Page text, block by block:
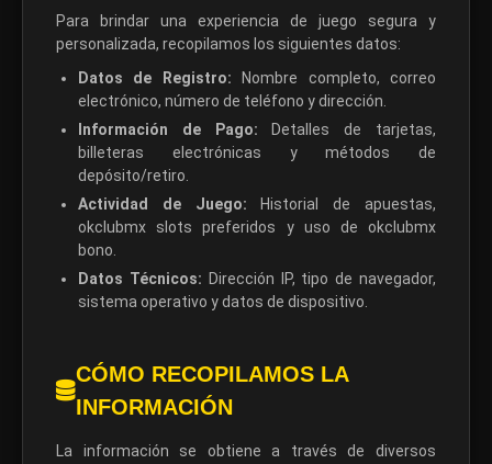
Para brindar una experiencia de juego segura y
personalizada, recopilamos los siguientes datos:
Datos de Registro: Nombre completo, correo
electrónico, número de teléfono y dirección.
Información de Pago: Detalles de tarjetas,
billeteras electrónicas y métodos de
depósito/retiro.
Actividad de Juego: Historial de apuestas,
okclubmx slots preferidos y uso de okclubmx
bono.
Datos Técnicos: Dirección IP, tipo de navegador,
sistema operativo y datos de dispositivo.
CÓMO RECOPILAMOS LA
INFORMACIÓN
La información se obtiene a través de diversos